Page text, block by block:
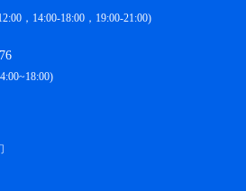
，14:00-18:00，19:00-21:00)